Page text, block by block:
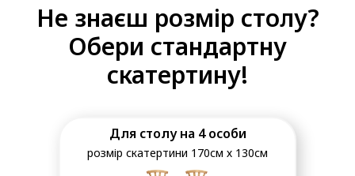
Не знаєш розмір столу?
Обери стандартну
скатертину!
Для столу на 4 особи
розмір скатертини 170см х 130см